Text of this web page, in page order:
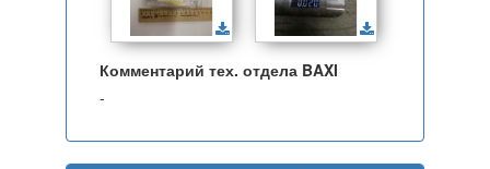
Комментарий тех. отдела BAXI
-